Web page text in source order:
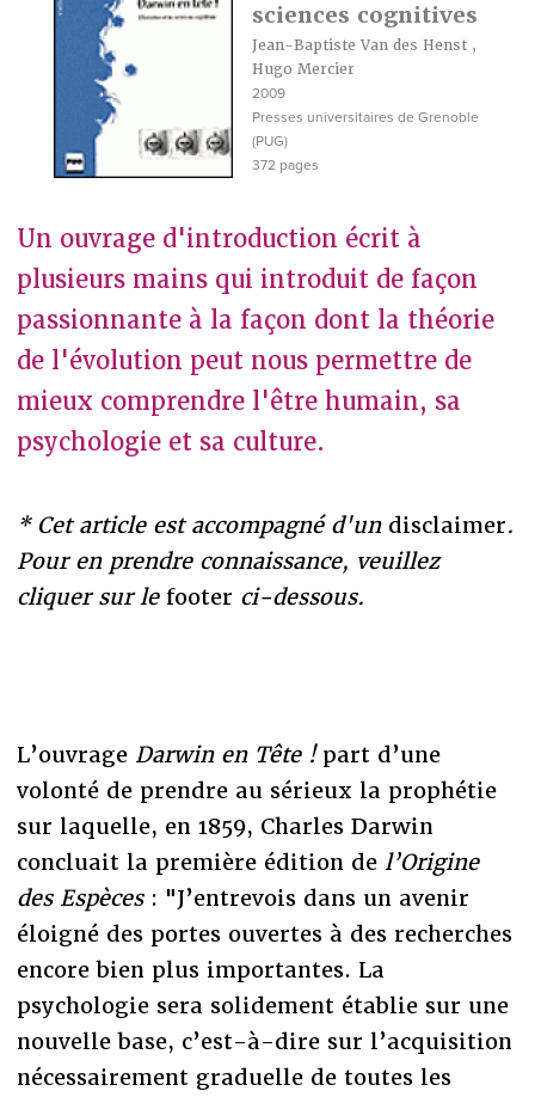
sciences cognitives
Jean-Baptiste Van des Henst,
Hugo Mercier
2009
Presses universitaires de Grenoble
(PUG)
372 pages
Un ouvrage d'introduction écrit à
plusieurs mains qui introduit de façon
passionnante à la façon dont la théorie
de l'évolution peut nous permettre de
mieux comprendre l'être humain, sa
psychologie et sa culture.
* Cet article est accompagné d'un disclaimer.
Pour en prendre connaissance, veuillez
cliquer sur le footer ci-dessous.
L’ouvrage Darwin en Tête !part d’une
volonté de prendre au sérieux la prophétie
sur laquelle, en 1859, Charles Darwin
concluait la première édition de l’Origine
des Espèces: "J’entrevois dans un avenir
éloigné des portes ouvertes à des recherches
encore bien plus importantes. La
psychologie sera solidement établie sur une
nouvelle base, c’est-à-dire sur l’acquisition
nécessairement graduelle de toutes les